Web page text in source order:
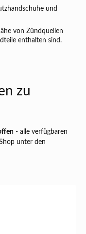
und
von Zündquellen
enthalten sind.
zu
- alle verfügbaren
unter den